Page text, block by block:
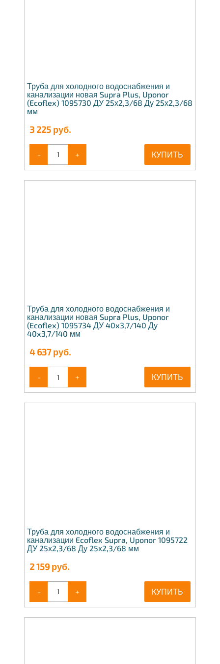
Труба для холодного водоснабжения и
канализации новая Supra Plus, Uponor
(Ecoflex) 1095730 ДУ 25х2,3/68 Ду 25х2,3/68
мм
3 225 руб.
- + КУПИТЬ
Труба для холодного водоснабжения и
канализации новая Supra Plus, Uponor
(Ecoflex) 1095734 ДУ 40x3,7/140 Ду
40x3,7/140 мм
4 637руб.
- + КУПИТЬ
Труба для холодного водоснабжения и
канализации Ecoflex Supra, Uponor 1095722
ДУ 25х2,3/68 Ду 25х2,3/68 мм
2 159 руб.
- + КУПИТЬ